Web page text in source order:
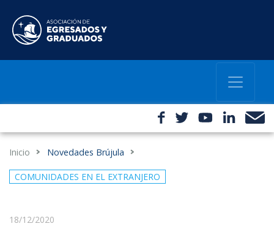
Inicio Novedades Brújula
COMUNIDADES EN EL EXTRANJERO
18/12/2020